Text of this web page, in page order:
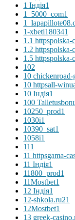
1 Індія1
1_5000_com1
1-xbeti180341
1.1 httpspolska-
1.2 httpspolska-
1.5 httpspolska-
102
10
10 httpsall-
10 Індія1
100
10250_prod1
1030i1
10390_sat1
1058i1
111
11 httpsgama-
11 Індія1
11800_prod1
11Mostbet1
12 Індія1
12-shkola.ru21
12Mostbet1
13 greek-